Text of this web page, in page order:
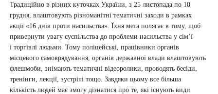
Традиційно в різних куточках України, з 25 листопада по 10
грудня, влаштовують різноманітні тематичні заходи в рамках
акції «16 днів проти насильства». Їхня мета полягає в тому, щоб
привернути увагу суспільства до проблеми насильства у сім’ї
і торгівлі людьми. Тому поліцейські, працівники органів
місцевого самоврядування, органів державної влади влаштовують
флешмоби, знімають тематичні відеоролики, проводять бесіди,
тренінги, лекції, зустрічі тощо. Завдяки цьому все більша
кількість людей має змогу дізнатися про те, які існують види